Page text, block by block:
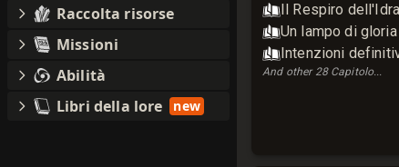
Il Respiro dell'Idra
Un lampo di gloria
Intenzioni
And other 28 Capitolo...
Raccolta risorse
Missioni
Abilità
Libri della lore
new